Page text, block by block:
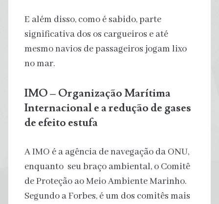
E além disso, como é sabido, parte
significativa dos os cargueiros e até
mesmo navios de passageiros jogam lixo
no mar.
IMO – Organização Marítima
Internacional e a redução de gases
de efeito estufa
A IMO é a agência de navegação da ONU,
enquanto seu braço ambiental, o Comitê
de Proteção ao Meio Ambiente Marinho.
Segundo a Forbes, é um dos comitês mais